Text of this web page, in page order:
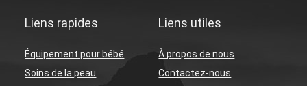
Liens rapides
Équipement pour bébé
Soins de la peau
Liens utiles
À propos de nous
Contactez-nous